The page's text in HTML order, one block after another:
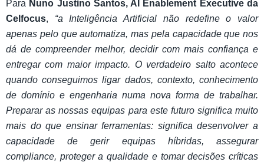
Para Nuno Justino Santos, AI Enablement Executive da
Celfocus, “a Inteligência Artificial não redefine o valor
apenas pelo que automatiza, mas pela capacidade que nos
dá de compreender melhor, decidir com mais confiança e
entregar com maior impacto. O verdadeiro salto acontece
quando conseguimos ligar dados, contexto, conhecimento
de domínio e engenharia numa nova forma de trabalhar.
Preparar as nossas equipas para este futuro significa muito
mais do que ensinar ferramentas: significa desenvolver a
capacidade de gerir equipas híbridas, assegurar
compliance, proteger a qualidade e tomar decisões críticas